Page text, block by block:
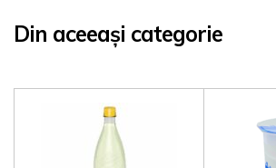
Din aceeași categorie